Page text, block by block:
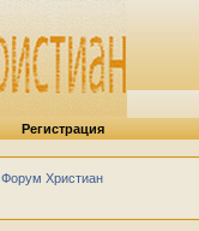
Регистрация
Форум Христиан